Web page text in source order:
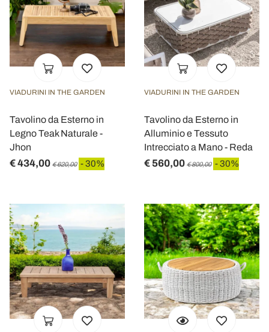
VIADURINI IN THE GARDEN
Tavolino da Esterno in
Legno Teak Naturale -
Jhon
€ 434,00 € 620,00 - 30%
VIADURINI IN THE GARDEN
Tavolino da Esterno in
Alluminio e Tessuto
Intrecciato a Mano - Reda
€ 560,00 € 800,00 - 30%